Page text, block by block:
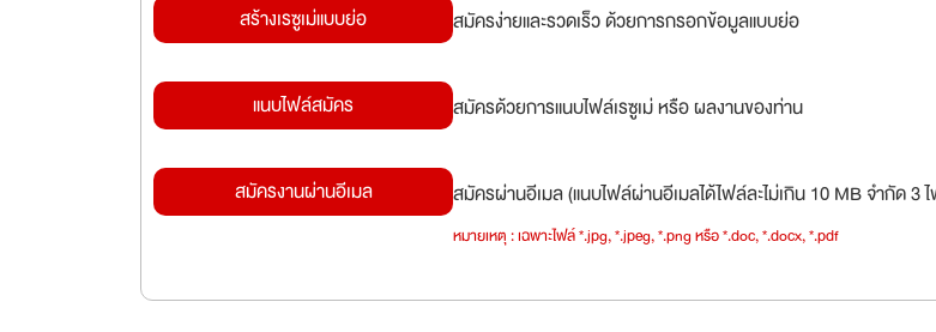
สร้างเรซูเม่แบบย่อ สมัครง่ายและรวดเร็ว ด้วยการกรอกข้อมูลแบบย่อ
แนบไฟล์สมัคร สมัครด้วยการแนบไฟล์เรซูเม่ หรือ ผลงานของท่าน
สมัครงานผ่านอีเมล สมัครผ่านอีเมล (แนบไฟล์ผ่านอีเมลได้ไฟล์ละไม่เกิน 10 MB จำกัด 3
หมายเหตุ : เฉพาะไฟล์ *.jpg, *.jpeg, *.png หรือ *.doc, *.docx, *.pdf